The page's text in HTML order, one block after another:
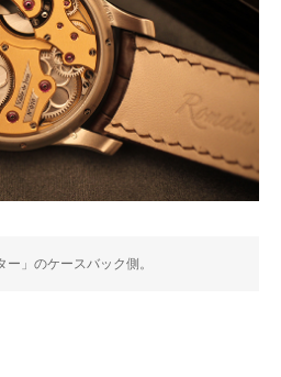
ー」のケースバック側。